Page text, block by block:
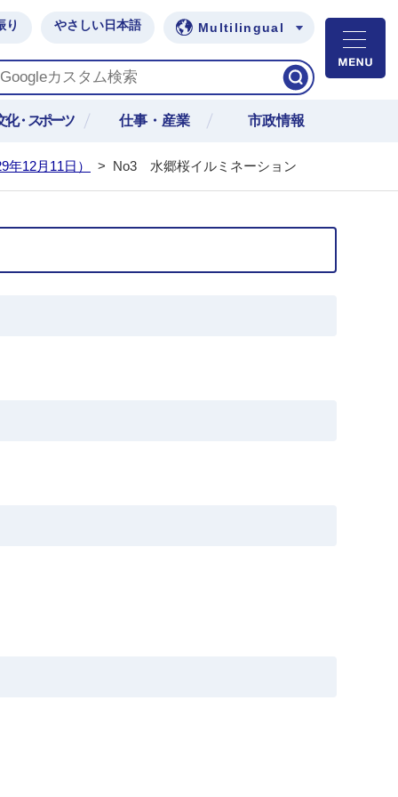
り やさしい日本語 Multilingual
化・スポーツ 仕事・産業 市政情報
12月11日） > No3 水郷桜イルミネーション